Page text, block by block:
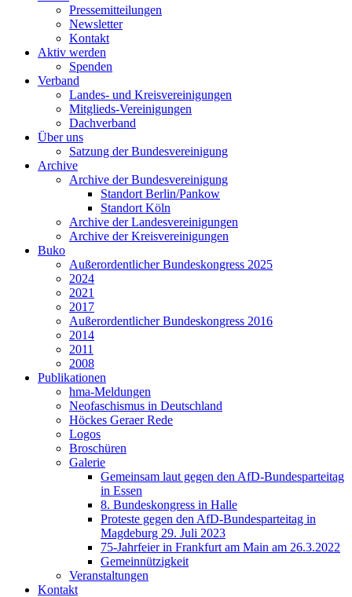
Pressemitteilungen
Newsletter
Kontakt
Aktiv werden
Spenden
Verband
Landes- und Kreisvereinigungen
Mitglieds-Vereinigungen
Dachverband
Über uns
Satzung der Bundesvereinigung
Archive
Archive der Bundesvereinigung
Standort Berlin/Pankow
Standort Köln
Archive der Landesvereinigungen
Archive der Kreisvereinigungen
Buko
Außerordentlicher Bundeskongress 2025
2024
2021
2017
Außerordentlicher Bundeskongress 2016
2014
2011
2008
Publikationen
hma-Meldungen
Neofaschismus in Deutschland
Höckes Geraer Rede
Logos
Broschüren
Galerie
Gemeinsam laut gegen den AfD-Bundesparteitag
in Essen
8. Bundeskongress in Halle
Proteste gegen den AfD-Bundesparteitag in
Magdeburg 29. Juli 2023
75-Jahrfeier in Frankfurt am Main am 26.3.2022
Gemeinnützigkeit
Veranstaltungen
Kontakt